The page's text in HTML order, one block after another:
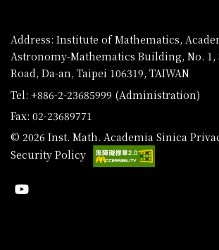
Address: Institute of Mathematics,
Astronomy-Mathematics Building, No. 1,
Road, Da-an, Taipei 106319, TAIWAN
Tel: +886-2-23685999 (Administration)
Fax: 02-23689771
© 2026 Inst. Math. Academia Sinica
Security Policy
Youtube